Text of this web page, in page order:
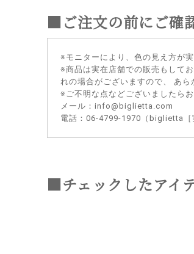
■ご注文の前にご確
※モニターにより、色の見え方が
※商品は実在店舗での販売もして
れの場合がございますので、 あら
※ご不明な点などございましたら
メール：info@biglietta.com
電話：06-4799-1970（biglietta［
■チェックしたアイ